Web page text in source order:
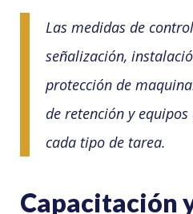
Las medidas de
señalización,
protección de
de retención y
cada tipo de tarea.
Capacitación